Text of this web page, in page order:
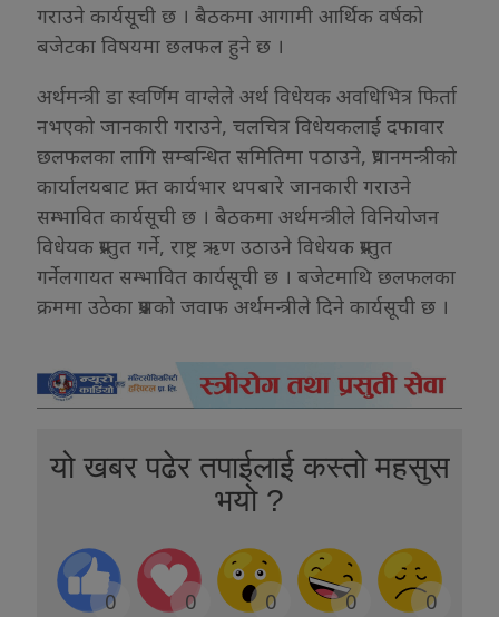
गराउने कार्यसूची छ । बैठकमा आगामी आर्थिक वर्षको
बजेटका विषयमा छलफल हुने छ ।
अर्थमन्त्री डा स्वर्णिम वाग्लेले अर्थ विधेयक अवधिभित्र फिर्ता
नभएको जानकारी गराउने, चलचित्र विधेयकलाई दफावार
छलफलका लागि सम्बन्धित समितिमा पठाउने, प्रधानमन्त्रीको
कार्यालयबाट प्राप्त कार्यभार थपबारे जानकारी गराउने
सम्भावित कार्यसूची छ । बैठकमा अर्थमन्त्रीले विनियोजन
विधेयक प्रस्तुत गर्ने, राष्ट्र ऋण उठाउने विधेयक प्रस्तुत
गर्नेलगायत सम्भावित कार्यसूची छ । बजेटमाथि छलफलका
क्रममा उठेका प्रश्नको जवाफ अर्थमन्त्रीले दिने कार्यसूची छ ।
यो खबर पढेर तपाईलाई कस्तो महसुस
भयो ?
0 0 0 0 0